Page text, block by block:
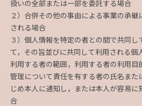
扱いの全部または一部を委託する場合
２）合併その他の事由による事業の承継
される場合
３）個人情報を特定の者との間で共同し
て，その旨並びに共同して利用される個
利用する者の範囲，利用する者の利用目
管理について責任を有する者の氏名また
じめ本人に通知し，または本人が容易
合